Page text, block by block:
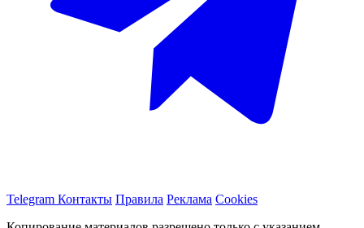
Telegram Контакты Правила Реклама Cookies